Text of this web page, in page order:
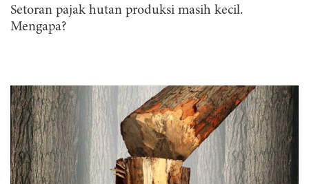
Setoran pajak hutan produksi masih kecil.
Mengapa?